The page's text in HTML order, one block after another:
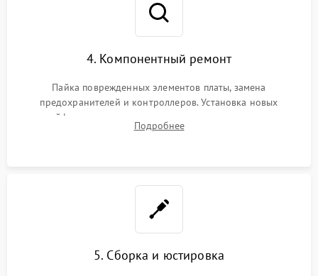
4. Компонентный ремонт
Пайка поврежденных элементов платы, замена
предохранителей и контроллеров. Установка новых
шлейфов, дисплея, механизма затвора или двигателя
автофокуса. Восстановление геометрии тубуса объектива
Подробнее
5. Сборка и юстировка